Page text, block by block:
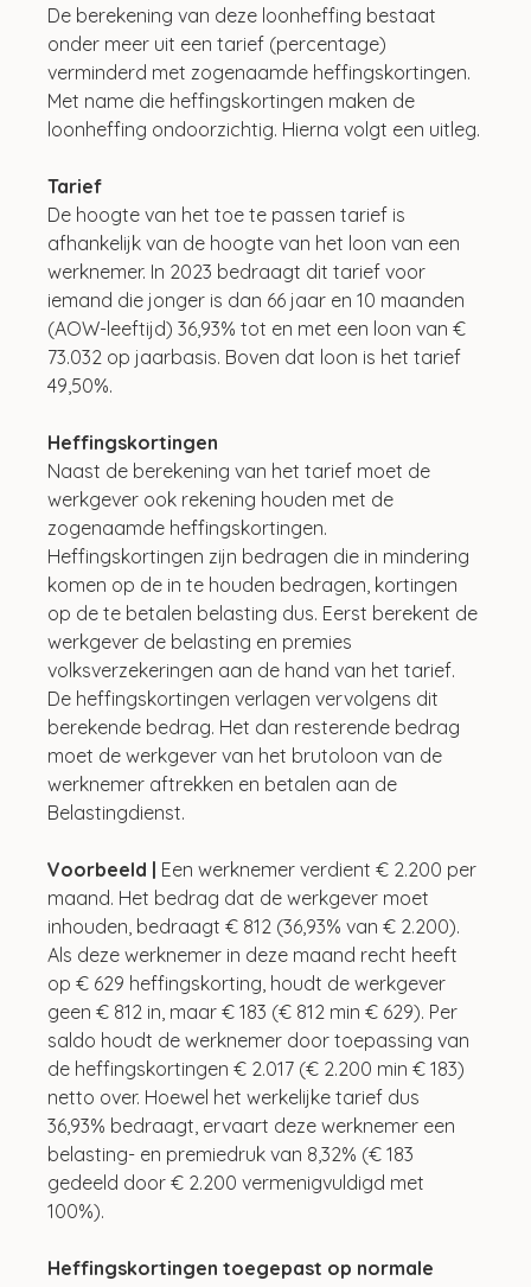
De berekening van deze loonheffing bestaat
onder meer uit een tarief (percentage)
verminderd met zogenaamde heffingskortingen.
Met name die heffingskortingen maken de
loonheffing ondoorzichtig. Hierna volgt een uitleg.
Tarief
De hoogte van het toe te passen tarief is
afhankelijk van de hoogte van het loon van een
werknemer. In 2023 bedraagt dit tarief voor
iemand die jonger is dan 66 jaar en 10 maanden
(AOW-leeftijd) 36,93% tot en met een loon van €
73.032 op jaarbasis. Boven dat loon is het tarief
49,50%.
Heffingskortingen
Naast de berekening van het tarief moet de
werkgever ook rekening houden met de
zogenaamde heffingskortingen.
Heffingskortingen zijn bedragen die in mindering
komen op de in te houden bedragen, kortingen
op de te betalen belasting dus. Eerst berekent de
werkgever de belasting en premies
volksverzekeringen aan de hand van het tarief.
De heffingskortingen verlagen vervolgens dit
berekende bedrag. Het dan resterende bedrag
moet de werkgever van het brutoloon van de
werknemer aftrekken en betalen aan de
Belastingdienst.
Voorbeeld | Een werknemer verdient € 2.200 per
maand. Het bedrag dat de werkgever moet
inhouden, bedraagt € 812 (36,93% van € 2.200).
Als deze werknemer in deze maand recht heeft
op € 629 heffingskorting, houdt de werkgever
geen € 812 in, maar € 183 (€ 812 min € 629). Per
saldo houdt de werknemer door toepassing van
de heffingskortingen € 2.017 (€ 2.200 min € 183)
netto over. Hoewel het werkelijke tarief dus
36,93% bedraagt, ervaart deze werknemer een
belasting- en premiedruk van 8,32% (€ 183
gedeeld door € 2.200 vermenigvuldigd met
100%).
Heffingskortingen toegepast op normale